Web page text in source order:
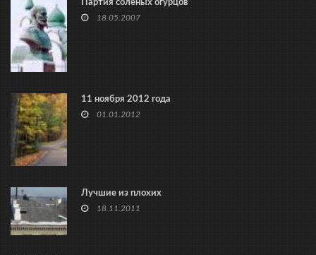
Партия соленых огурцов
18.05.2007
11 ноября 2012 года
01.01.2012
Лучшие из плохих
18.11.2011